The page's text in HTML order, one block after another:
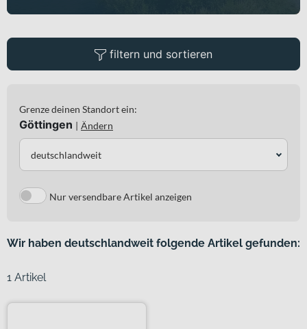
filtern und sortieren
Grenze deinen Standort ein:
Göttingen | Ändern
deutschlandweit
Nur versendbare Artikel anzeigen
Wir haben deutschlandweit folgende Artikel gefunden:
1 Artikel